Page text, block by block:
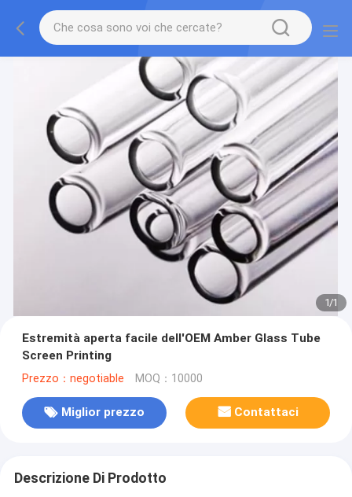
1/1
Estremità aperta facile dell'OEM Amber Glass Tube
Screen Printing
Prezzo：negotiable MOQ：10000
Miglior prezzo Contattaci
Descrizione Di Prodotto